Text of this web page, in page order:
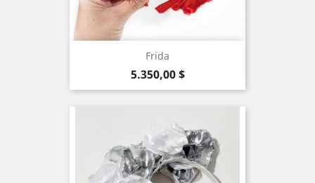
Frida
Precio
5.350,00 $